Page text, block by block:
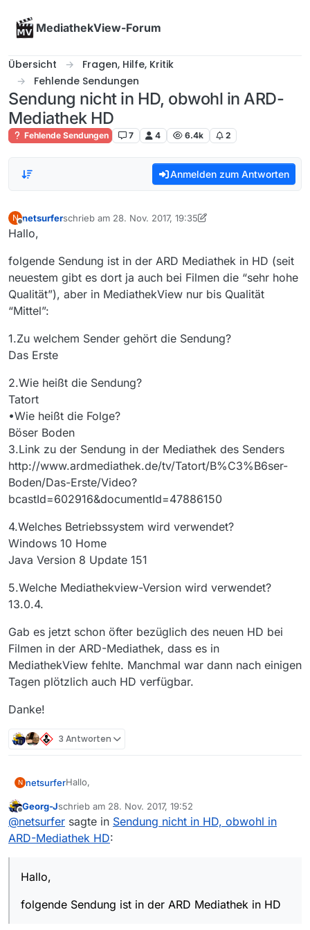
MediathekView-Forum
Übersicht
Fragen, Hilfe, Kritik
Fehlende Sendungen
Sendung nicht in HD, obwohl in ARD-
Mediathek HD
Fehlende Sendungen 7 4 6.4k 2
Anmelden zum Antworten
N
Offline
netsurferschrieb am 28. Nov. 2017, 19:35
zuletzt editiert von netsurfer
Hallo,
folgende Sendung ist in der ARD Mediathek in HD (seit
neuestem gibt es dort ja auch bei Filmen die “sehr hohe
Qualität”), aber in MediathekView nur bis Qualität
“Mittel”:
1.Zu welchem Sender gehört die Sendung?
Das Erste
2.Wie heißt die Sendung?
Tatort
•Wie heißt die Folge?
Böser Boden
3.Link zu der Sendung in der Mediathek des Senders
http://www.ardmediathek.de/tv/Tatort/B%C3%B6ser-
Boden/Das-Erste/Video?
bcastId=602916&documentId=47886150
4.Welches Betriebssystem wird verwendet?
Windows 10 Home
Java Version 8 Update 151
5.Welche Mediathekview-Version wird verwendet?
13.0.4.
Gab es jetzt schon öfter bezüglich des neuen HD bei
Filmen in der ARD-Mediathek, dass es in
MediathekView fehlte. Manchmal war dann nach einigen
Tagen plötzlich auch HD verfügbar.
Danke!
3 Antworten
N netsurferHallo,
folgende Sendung ist in der ARD Mediathek in HD
(seit neuestem gibt es dort ja auch bei Filmen die
“sehr hohe Qualität”), aber in MediathekView nur bis
1.Zu welchem Sender gehört die Sendung?
Böser Boden
3.Link zu der Sendung in der Mediathek des
Windows 10 Home
Java Version 8 Update 151
Offline
Georg-Jschrieb am 28. Nov. 2017, 19:52
zuletzt editiert von
@netsurfer sagte in Sendung nicht in HD, obwohl in
ARD-Mediathek HD:
Hallo,
folgende Sendung ist in der ARD Mediathek in HD